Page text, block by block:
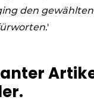
den gewählten
.'